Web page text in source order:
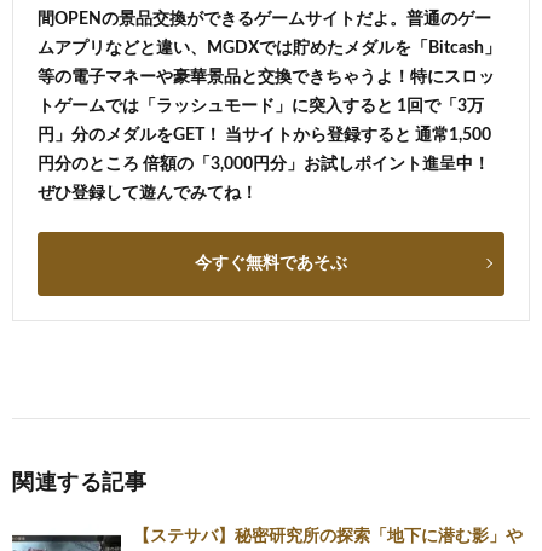
間OPENの景品交換ができるゲームサイトだよ。普通のゲー
ムアプリなどと違い、MGDXでは貯めたメダルを「Bitcash」
等の電子マネーや豪華景品と交換できちゃうよ！特にスロッ
トゲームでは「ラッシュモード」に突入すると 1回で「3万
円」分のメダルをGET！ 当サイトから登録すると 通常1,500
円分のところ 倍額の「3,000円分」お試しポイント進呈中！
ぜひ登録して遊んでみてね！
今すぐ無料であそぶ
関連する記事
【ステサバ】秘密研究所の探索「地下に潜む影」や